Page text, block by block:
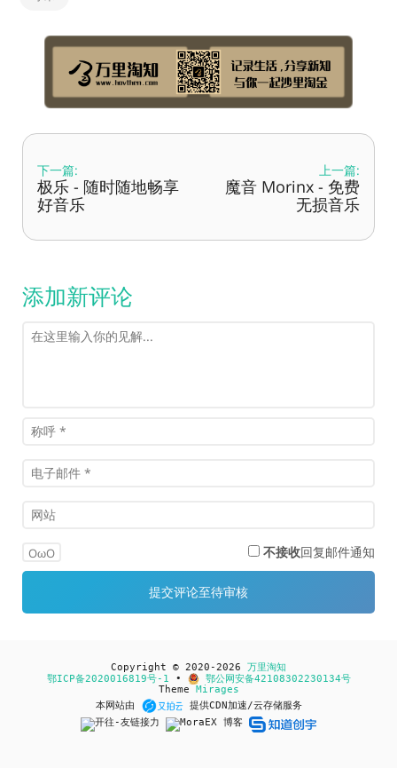
下一篇:
极乐 - 随时随地畅享
好音乐
上一篇:
魔音 Morinx - 免费
无损音乐
添加新评论
OωO 不接收回复邮件通知
Copyright © 2020-2026 万里淘知
鄂ICP备2020016819号-1 •
鄂公网安备42108302230134号
Theme Mirages
本网站由
提供CDN加速/云存储服务